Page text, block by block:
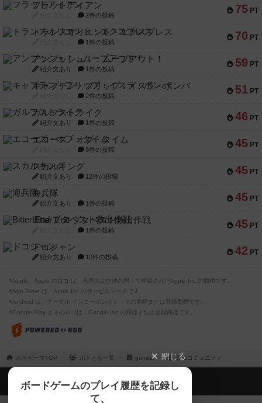
75 PT
フラットアイアン
2件の投稿
70 PT
トランスオリエント・エクスプレス
1件の投稿
59 PT
アンブッシュ！：ムーブアウト！
紹介文あり 1件の投稿
51 PT
キャプテン・フリップ：イスラ・ボンバ
2件の投稿
46 PT
ガルフストライク
紹介文あり 1件の投稿
45 PT
エコーズ・オブ・タイム
8件の投稿
45 PT
スカルキング
紹介文あり 12件の投稿
45 PT
海兵隊
紹介文あり 1件の投稿
45 PT
Bitter End ブタペスト救出作戦
1件の投稿
42 PT
ドコジャン
紹介文あり 10件の投稿
※Apple、Apple のロゴ は、米国および他の国々で登録されたApple Inc.の商標です。
※App Store は、Apple Inc.のサービスマークです。
※Android は、グーグル インコーポレイテッドの商標または登録商標です。
※Google Play とそのロゴは、Google Inc.の商標または登録商標です。
ボドゲーマTOP ボドとも一覧 gumita 参加コミュニティ
閉じる
ボードゲームのプレイ履歴を記録し
て、
ボドゲーマTOP